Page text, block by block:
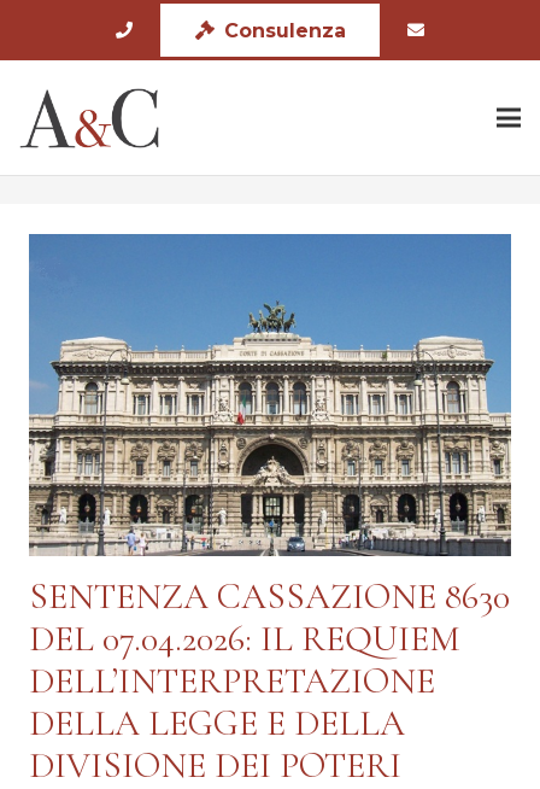
Consulenza
SENTENZA CASSAZIONE 8630
DEL 07.04.2026: IL REQUIEM
DELL’INTERPRETAZIONE
DELLA LEGGE E DELLA
DIVISIONE DEI POTERI